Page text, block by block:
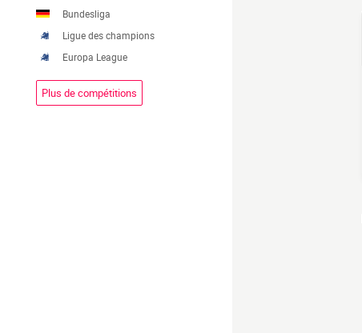
Bundesliga
Ligue des champions
Europa League
Plus de compétitions